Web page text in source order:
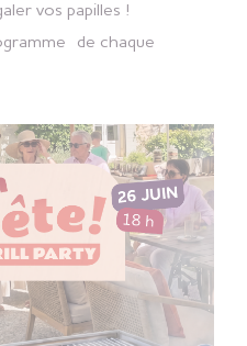
vos papilles !
de chaque